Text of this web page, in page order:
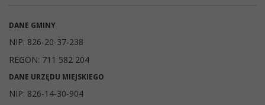
DANE GMINY
NIP: 826-20-37-238
REGON: 711 582 204
DANE URZĘDU MIEJSKIEGO
NIP: 826-14-30-904